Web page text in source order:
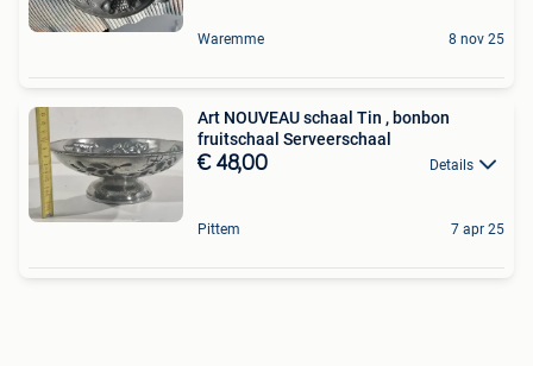
Waremme 8 nov 25
Art NOUVEAU schaal Tin , bonbon
fruitschaal Serveerschaal
€ 48,00 Details
Pittem 7 apr 25